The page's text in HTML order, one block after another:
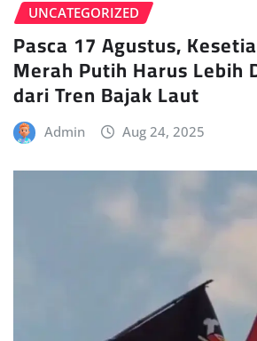
UNCATEGORIZED
Pasca 17 Agustus,
Merah Putih Harus Lebih
dari Tren Bajak Laut
Admin Aug 24, 2025